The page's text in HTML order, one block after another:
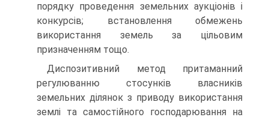
порядку проведення земельних аук­ціонів і
конкурсів; встановлення обмежень
використання земель за цільовим
призначенням тощо.
Диспозитивний метод притаманний
регулюванню стосунків вла­сників
земельних ділянок з приводу використання
землі та самостій­ного господарювання на